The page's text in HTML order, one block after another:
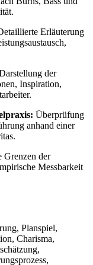
Erläuterung
der
Inspiration,
Überprüfung
anhand einer
Grenzen der
Messbarkeit
Planspiel,
Charisma,